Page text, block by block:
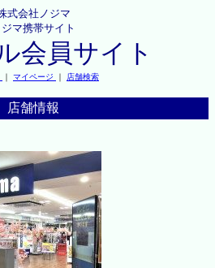
式会社ノジマ
ジマ携帯サイト
会員サイト
｜ マイページ ｜ 店舗検索
店舗情報